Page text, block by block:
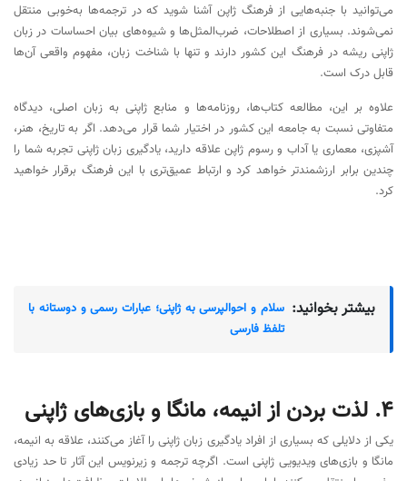
می‌توانید با جنبه‌هایی از فرهنگ ژاپن آشنا شوید که در ترجمه‌ها به‌خوبی منتقل
نمی‌شوند. بسیاری از اصطلاحات، ضرب‌المثل‌ها و شیوه‌های بیان احساسات در زبان
ژاپنی ریشه در فرهنگ این کشور دارند و تنها با شناخت زبان، مفهوم واقعی آن‌ها
قابل درک است.
علاوه بر این، مطالعه کتاب‌ها، روزنامه‌ها و منابع ژاپنی به زبان اصلی، دیدگاه
متفاوتی نسبت به جامعه این کشور در اختیار شما قرار می‌دهد. اگر به تاریخ، هنر،
آشپزی، معماری یا آداب و رسوم ژاپن علاقه دارید، یادگیری زبان ژاپنی تجربه شما را
چندین برابر ارزشمندتر خواهد کرد و ارتباط عمیق‌تری با این فرهنگ برقرار خواهید
کرد.
بیشتر بخوانید: سلام و احوالپرسی به ژاپنی؛ عبارات رسمی و دوستانه با
تلفظ فارسی
۴. لذت بردن از انیمه، مانگا و بازی‌های ژاپنی
یکی از دلایلی که بسیاری از افراد یادگیری زبان ژاپنی را آغاز می‌کنند، علاقه به انیمه،
مانگا و بازی‌های ویدیویی ژاپنی است. اگرچه ترجمه و زیرنویس این آثار تا حد زیادی